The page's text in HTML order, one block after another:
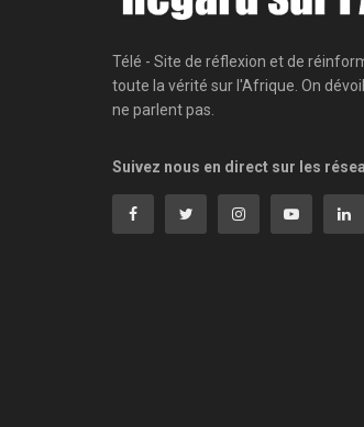
Télé - Site de réflexion et de
toute la vérité sur l'Afrique. On
ne parlent pas.
Suivez nous en direct sur les